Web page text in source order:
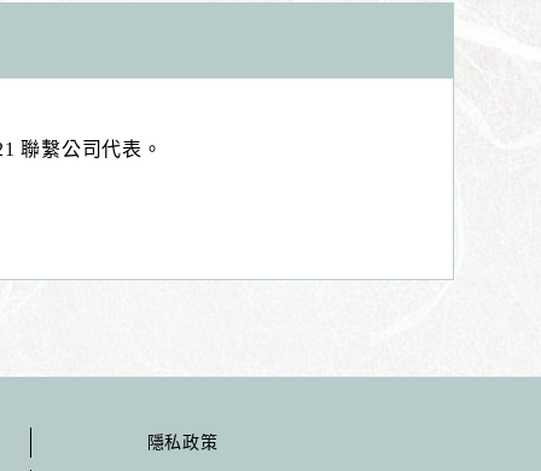
聯繫公司代表。
隱私政策